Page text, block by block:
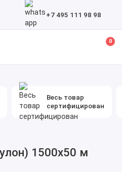
+7 495 111 98 98
0
Весь товар
сертифицирован
1500х50 м